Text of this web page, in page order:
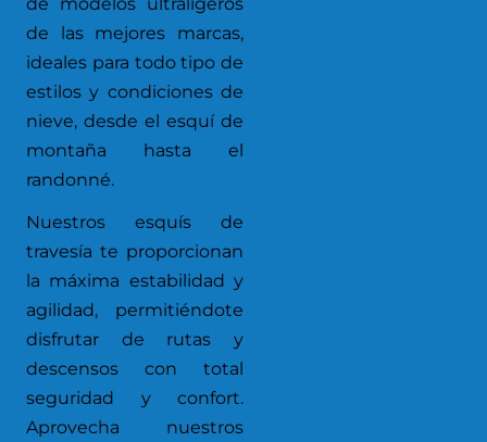
de las mejores marcas,
ideales para todo tipo de
estilos y condiciones de
nieve, desde el esquí de
montaña hasta el
randonné.
Nuestros esquís de
travesía te proporcionan
la máxima estabilidad y
agilidad, permitiéndote
disfrutar de rutas y
descensos con total
seguridad y confort.
Aprovecha nuestros